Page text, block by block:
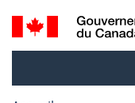
Recherche
et